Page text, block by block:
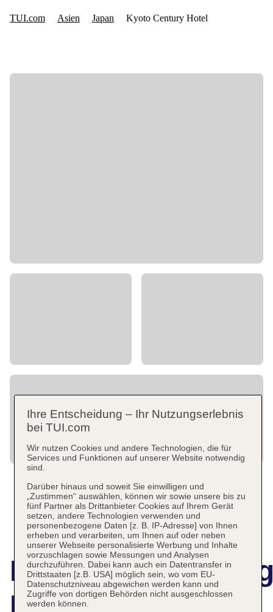
Ihre Entscheidung – Ihr Nutzungserlebnis
bei TUI.com
Wir nutzen Cookies und andere Technologien, die für
Services und Funktionen auf unserer Website notwendig
sind.
Darüber hinaus und soweit Sie einwilligen und
„Zustimmen“ auswählen, können wir sowie unsere bis zu
fünf Partner als Drittanbieter Cookies auf Ihrem Gerät
setzen, andere Technologien verwenden und
personenbezogene Daten [z. B. IP-Adresse] von Ihnen
erheben und verarbeiten, um Ihnen auf oder neben
unserer Webseite personalisierte Werbung und Inhalte
vorzuschlagen sowie Messungen und Analysen
durchzuführen. Dabei kann auch ein Datentransfer in
Drittstaaten [z.B. USA] möglich sein, wo vom EU-
Datenschutzniveau abgewichen werden kann und
Zugriffe von dortigen Behörden nicht ausgeschlossen
werden können.